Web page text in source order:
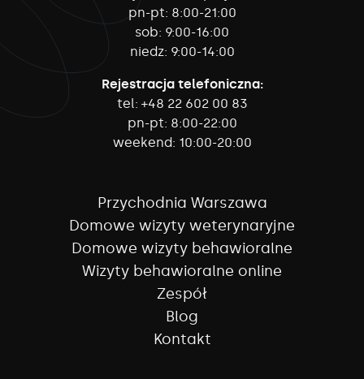
pn-pt: 8:00-21:00
sob: 9:00-16:00
niedz: 9:00-14:00
Rejestracja telefoniczna:
tel: +48 22 602 00 83
pn-pt: 8:00-22:00
weekend: 10:00-20:00
Przychodnia Warszawa
Domowe wizyty weterynaryjne
Domowe wizyty behawioralne
Wizyty behawioralne online
Zespół
Blog
Kontakt